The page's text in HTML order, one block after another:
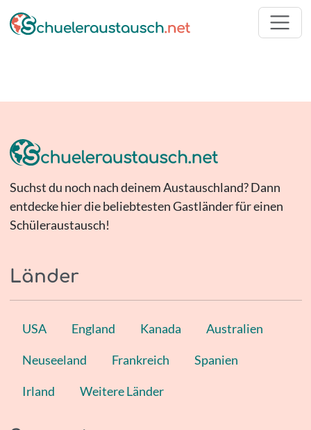
Suchst du noch nach deinem Austauschland? Dann
entdecke hier die beliebtesten Gastländer für einen
Schüleraustausch!
Länder
USA England Kanada Australien
Neuseeland Frankreich Spanien
Irland Weitere Länder